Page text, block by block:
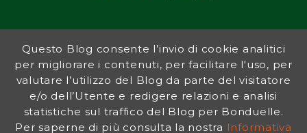
Inorto.org è dal 2011 il punto di riferimento per gli ortisti italiani, e
fornisce preziosi consigli sia ai più esperti che a nuovi interessati.
L’obiettivo di Bonduelle è ispirare la transizione verso una dieta a
base vegetale per contribuire al benessere delle persone e del
pianeta. In questo contesto si inserisce InOrto, simbolo dell’amore
per la terra e del rispetto dell’ambiente.
Questo Blog consente l’invio di cookie analitici
per migliorare i contenuti, per facilitare l'uso, per
valutare l’utilizzo del Blog da parte del visitatore
e/o dell’Utente e redigere relazioni e analisi
statistiche sul traffico del Blog per Bonduelle.
Per saperne di più consulta la nostra Informativa